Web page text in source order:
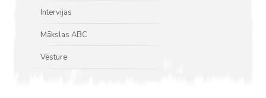
Intervijas
Mākslas ABC
Vēsture